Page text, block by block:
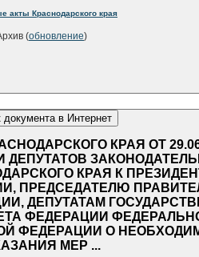
акты Краснодарского края
(обновление)
КРАЯ ОТ
ДЕПУТАТОВ
КРАЯ К
ПРЕДСЕДАТЕЛЮ
ДЕПУТАТАМ
ФЕДЕРАЦИИ
ФЕДЕРАЦИИ О
МЕР ...